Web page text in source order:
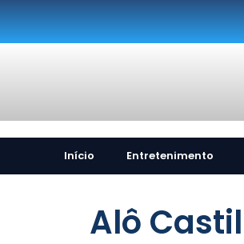
Início Entretenimento
Alô